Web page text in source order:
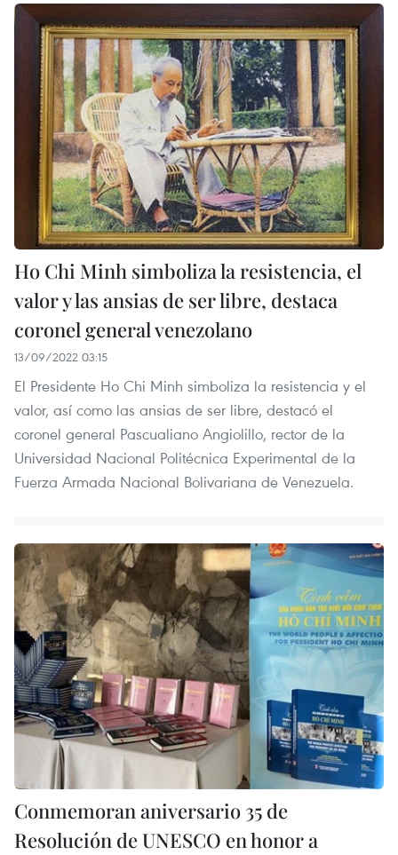
Ho Chi Minh simboliza la resistencia, el
valor y las ansias de ser libre, destaca
coronel general venezolano
13/09/2022 03:15
El Presidente Ho Chi Minh simboliza la resistencia y el
valor, así como las ansias de ser libre, destacó el
coronel general Pascualiano Angiolillo, rector de la
Universidad Nacional Politécnica Experimental de la
Fuerza Armada Nacional Bolivariana de Venezuela.
Conmemoran aniversario 35 de
Resolución de UNESCO en honor a